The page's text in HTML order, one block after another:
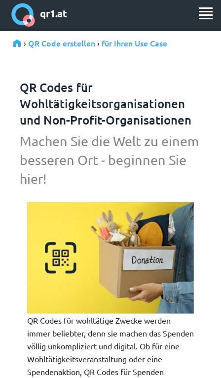
qr1.at
› QR Code erstellen › für Ihren Use Case
QR Codes für
Wohltätigkeitsorganisationen
und Non-Profit-Organisationen
Machen Sie die Welt zu einem
besseren Ort - beginnen Sie
hier!
QR Codes für wohltätige Zwecke werden
immer beliebter, denn sie machen das Spenden
völlig unkompliziert und digital. Ob für eine
Wohltätigkeitsveranstaltung oder eine
Spendenaktion, QR Codes für Spenden